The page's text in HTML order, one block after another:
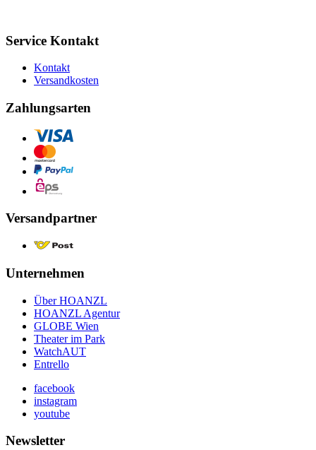
Service Kontakt
Kontakt
Versandkosten
Zahlungsarten
Versandpartner
Unternehmen
Über HOANZL
HOANZL Agentur
GLOBE Wien
Theater im Park
WatchAUT
Entrello
facebook
instagram
youtube
Newsletter